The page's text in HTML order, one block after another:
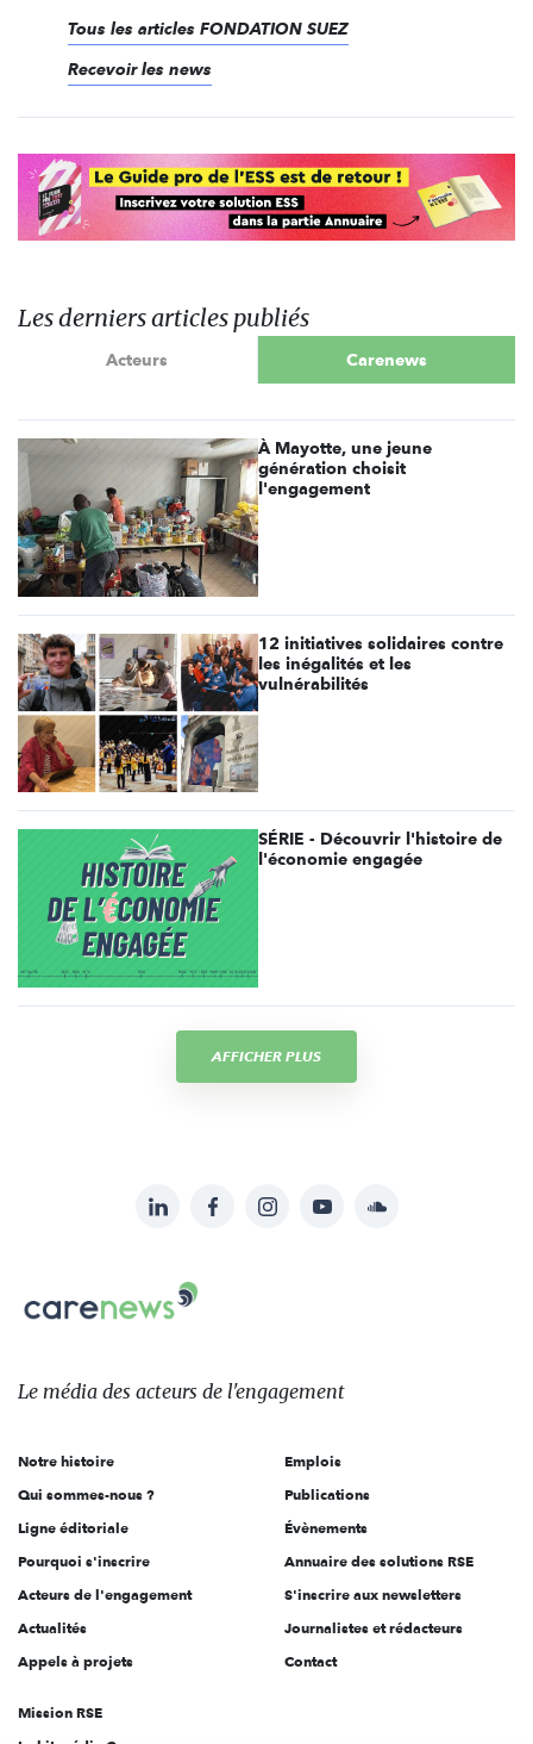
Tous les articles FONDATION SUEZ
Recevoir les news
Les derniers articles publiés
Acteurs Carenews
À Mayotte, une jeune
génération choisit
l'engagement
12 initiatives solidaires contre
les inégalités et les
vulnérabilités
SÉRIE - Découvrir l'histoire de
l'économie engagée
AFFICHER PLUS
sur:
LinkedInFacebookInstagramYouTubeSoundcloud
Le
des
l'engagement
Le média des acteurs de l'engagement
Notre histoire
Qui sommes-nous ?
Ligne éditoriale
Pourquoi s'inscrire
Acteurs de l'engagement
Actualités
Appels à projets
Emplois
Publications
Évènements
Annuaire des solutions RSE
S'inscrire aux newsletters
Journalistes et rédacteurs
Contact
Mission RSE